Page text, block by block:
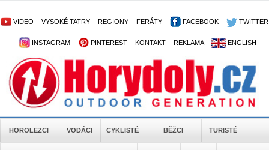
VIDEO - VYSOKÉ TATRY - REGIONY - FERÁTY - FACEBOOK - TWITTER
- INSTAGRAM - PINTEREST - KONTAKT - REKLAMA - ENGLISH
HOROLEZCI VODÁCI CYKLISTÉ BĚŽCI TURISTÉ